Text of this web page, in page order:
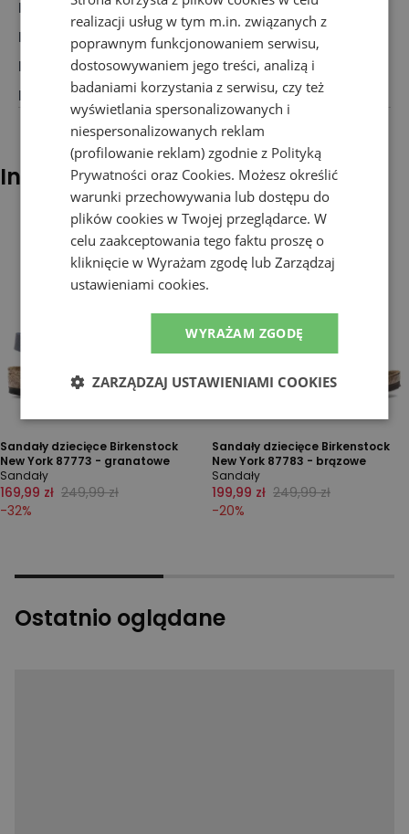
Rodzaj :Obuwie, Sandały
Dla kogo:Dla dziecka
Przeznaczenie:Sandały, Buty dziecięce
Kolor
Granatowy
Inni klienci sprawdzali również
Sandały dziecięce Birkenstock
New York 87773 - granatowe
Sandały
169,99 zł 249,99 zł
-32%
Sandały dziecięce Birkenstock
New York 87783 - brązowe
Sandały
199,99 zł 249,99 zł
-20%
Ostatnio oglądane
realizacji usług w tym m.in. związanych z
poprawnym funkcjonowaniem serwisu,
dostosowywaniem jego treści, analizą i
badaniami korzystania z serwisu, czy też
wyświetlania spersonalizowanych i
niespersonalizowanych reklam
(profilowanie reklam) zgodnie z Polityką
Prywatności oraz Cookies. Możesz określić
warunki przechowywania lub dostępu do
plików cookies w Twojej przeglądarce. W
celu zaakceptowania tego faktu proszę o
kliknięcie w Wyrażam zgodę lub Zarządzaj
ustawieniami cookies.
WYRAŻAM ZGODĘ
ZARZĄDZAJ USTAWIENIAMI COOKIES